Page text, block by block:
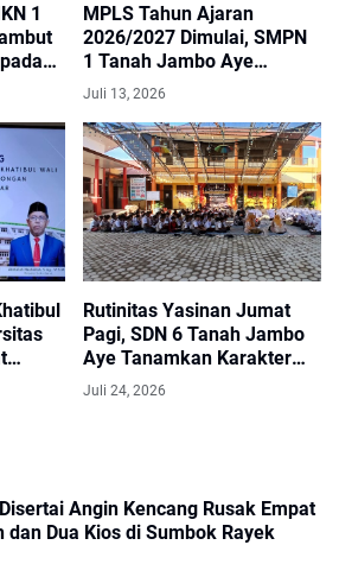
1
MPLS Tahun Ajaran
2026/2027 Dimulai, SMPN
1 Tanah Jambo Aye
Gaungkan Tema “Anak
Indonesia Hebat dan Aceh
Utara Bangkit”
Juli 13, 2026
Rutinitas Yasinan Jumat
Pagi, SDN 6 Tanah Jambo
Aye Tanamkan Karakter
Religius Siswa
Juli 24, 2026
Angin Kencang Rusak Empat
dan Dua Kios di Sumbok Rayek